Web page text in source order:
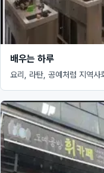
배우는 하루
요리, 라탄, 공예처럼 지역사